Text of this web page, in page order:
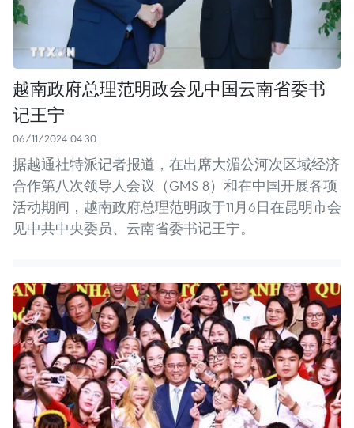
越南政府总理范明政会见中国云南省委书
记王宁
06/11/2024 04:30
据越通社特派记者报道，在出席大湄公河次区域经济
合作第八次领导人会议（GMS 8）和在中国开展各项
活动期间，越南政府总理范明政于11月6日在昆明市会
见中共中央委员、云南省委书记王宁。